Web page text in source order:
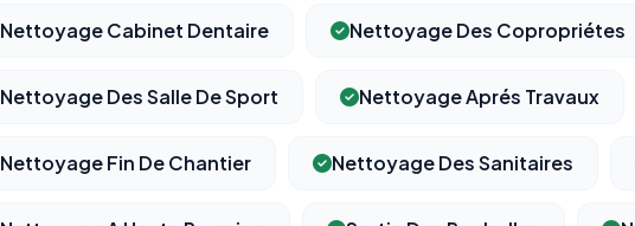
Nettoyage Cabinet Dentaire Nettoyage Des Copropriétes
Nettoyage Des Salle De Sport Nettoyage Aprés Travaux
Nettoyage Fin De Chantier Nettoyage Des Sanitaires